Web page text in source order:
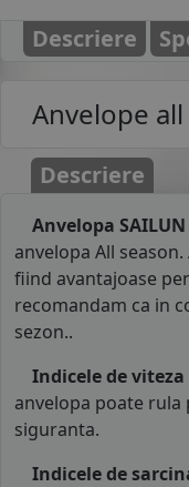
Descriere
Anvelope
Descriere
Anvelopa
anvelopa All
fiind avantajoase
recomandam ca in
sezon..
Indicele de viteza
anvelopa poate rula
siguranta.
Indicele de